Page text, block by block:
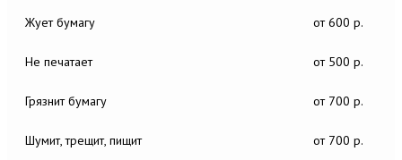
Жует бумагу от 600 р.
Не печатает от 500 р.
Грязнит бумагу от 700 р.
Шумит, трещит, пищит от 700 р.